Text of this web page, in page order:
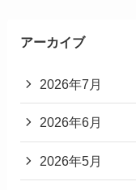
アーカイブ
2026年7月
2026年6月
2026年5月